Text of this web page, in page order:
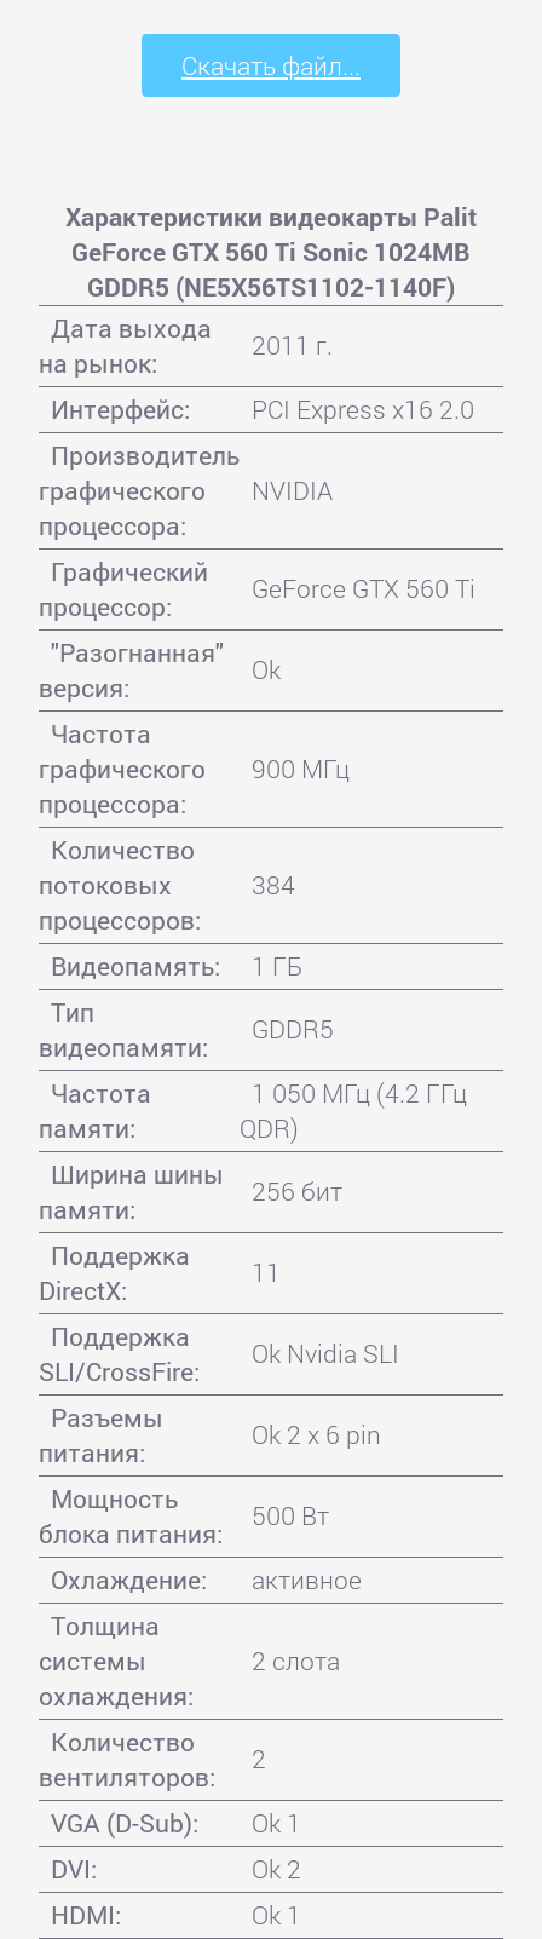
Скачать файл...
Характеристики видеокарты Palit
GeForce GTX 560 Ti Sonic 1024MB
GDDR5 (NE5X56TS1102-1140F)
Дата выхода
на рынок:
2011 г.
Интерфейс:
PCI Express x16 2.0
Производитель
графического
процессора:
NVIDIA
Графический
процессор:
GeForce GTX 560 Ti
"Разогнанная"
версия:
Ok
Частота
графического
процессора:
900 МГц
Количество
потоковых
процессоров:
384
Видеопамять:
1 ГБ
Тип
видеопамяти:
GDDR5
Частота
памяти:
1 050 МГц (4.2 ГГц
QDR)
Ширина шины
памяти:
256 бит
Поддержка
DirectX:
11
Поддержка
SLI/CrossFire:
Ok Nvidia SLI
Разъемы
питания:
Ok 2 x 6 pin
Мощность
блока питания:
500 Вт
Охлаждение:
активное
Толщина
системы
охлаждения:
2 слота
Количество
вентиляторов:
2
VGA (D-Sub):
Ok 1
DVI:
Ok 2
HDMI:
Ok 1